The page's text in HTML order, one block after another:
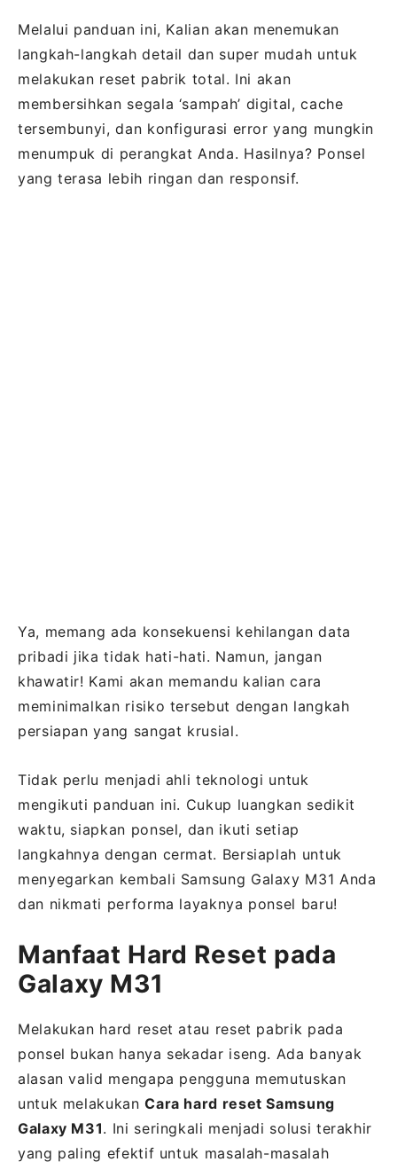
Melalui panduan ini, Kalian akan menemukan
langkah-langkah detail dan super mudah untuk
melakukan reset pabrik total. Ini akan
membersihkan segala ‘sampah’ digital, cache
tersembunyi, dan konfigurasi error yang mungkin
menumpuk di perangkat Anda. Hasilnya? Ponsel
yang terasa lebih ringan dan responsif.
Ya, memang ada konsekuensi kehilangan data
pribadi jika tidak hati-hati. Namun, jangan
khawatir! Kami akan memandu kalian cara
meminimalkan risiko tersebut dengan langkah
persiapan yang sangat krusial.
Tidak perlu menjadi ahli teknologi untuk
mengikuti panduan ini. Cukup luangkan sedikit
waktu, siapkan ponsel, dan ikuti setiap
langkahnya dengan cermat. Bersiaplah untuk
menyegarkan kembali Samsung Galaxy M31 Anda
dan nikmati performa layaknya ponsel baru!
Manfaat Hard Reset pada
Galaxy M31
Melakukan hard reset atau reset pabrik pada
ponsel bukan hanya sekadar iseng. Ada banyak
alasan valid mengapa pengguna memutuskan
untuk melakukanCara hard reset Samsung
Galaxy M31. Ini seringkali menjadi solusi terakhir
yang paling efektif untuk masalah-masalah